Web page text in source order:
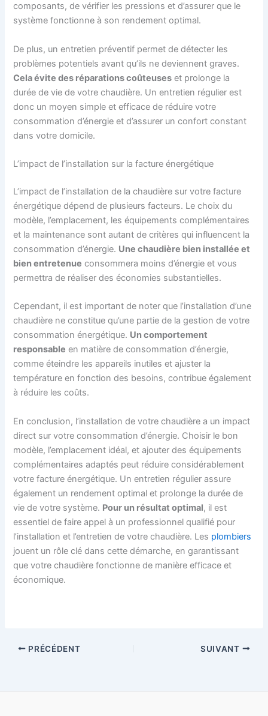
composants, de vérifier les pressions et d’assurer que le
système fonctionne à son rendement optimal.
De plus, un entretien préventif permet de détecter les
problèmes potentiels avant qu’ils ne deviennent graves.
Cela évite des réparations coûteuses et prolonge la
durée de vie de votre chaudière. Un entretien régulier est
donc un moyen simple et efficace de réduire votre
consommation d’énergie et d’assurer un confort constant
dans votre domicile.
L’impact de l’installation sur la facture énergétique
L’impact de l’installation de la chaudière sur votre facture
énergétique dépend de plusieurs facteurs. Le choix du
modèle, l’emplacement, les équipements complémentaires
et la maintenance sont autant de critères qui influencent la
consommation d’énergie. Une chaudière bien installée et
bien entretenue consommera moins d’énergie et vous
permettra de réaliser des économies substantielles.
Cependant, il est important de noter que l’installation d’une
chaudière ne constitue qu’une partie de la gestion de votre
consommation énergétique. Un comportement
responsable en matière de consommation d’énergie,
comme éteindre les appareils inutiles et ajuster la
température en fonction des besoins, contribue également
à réduire les coûts.
En conclusion, l’installation de votre chaudière a un impact
direct sur votre consommation d’énergie. Choisir le bon
modèle, l’emplacement idéal, et ajouter des équipements
complémentaires adaptés peut réduire considérablement
votre facture énergétique. Un entretien régulier assure
également un rendement optimal et prolonge la durée de
vie de votre système. Pour un résultat optimal, il est
essentiel de faire appel à un professionnel qualifié pour
l’installation et l’entretien de votre chaudière. Les plombiers
jouent un rôle clé dans cette démarche, en garantissant
que votre chaudière fonctionne de manière efficace et
économique.
PRÉCÉDENT SUIVANT